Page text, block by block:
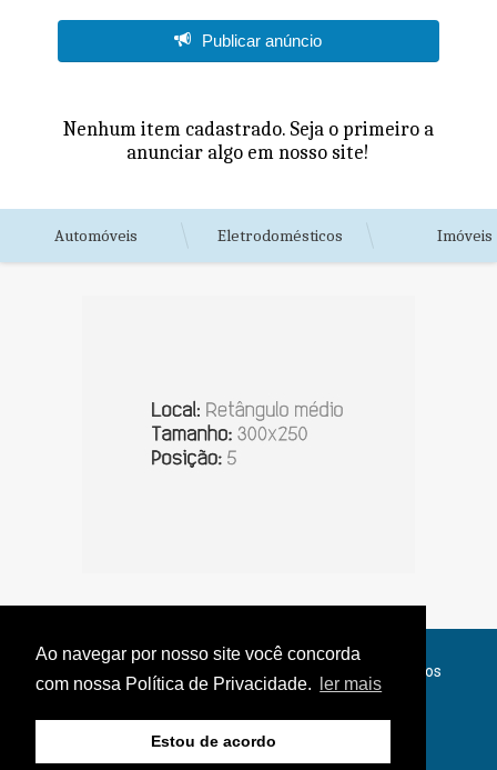
Ao navegar por nosso site você concorda
com nossa Política de Privacidade.
ler mais
Estou de acordo
Publicar anúncio
Nenhum item cadastrado. Seja o primeiro a
anunciar algo em nosso site!
Automóveis Eletrodomésticos Imóveis
© Copyright 2026 - Jornal do Interior - Todos os direitos
reservados